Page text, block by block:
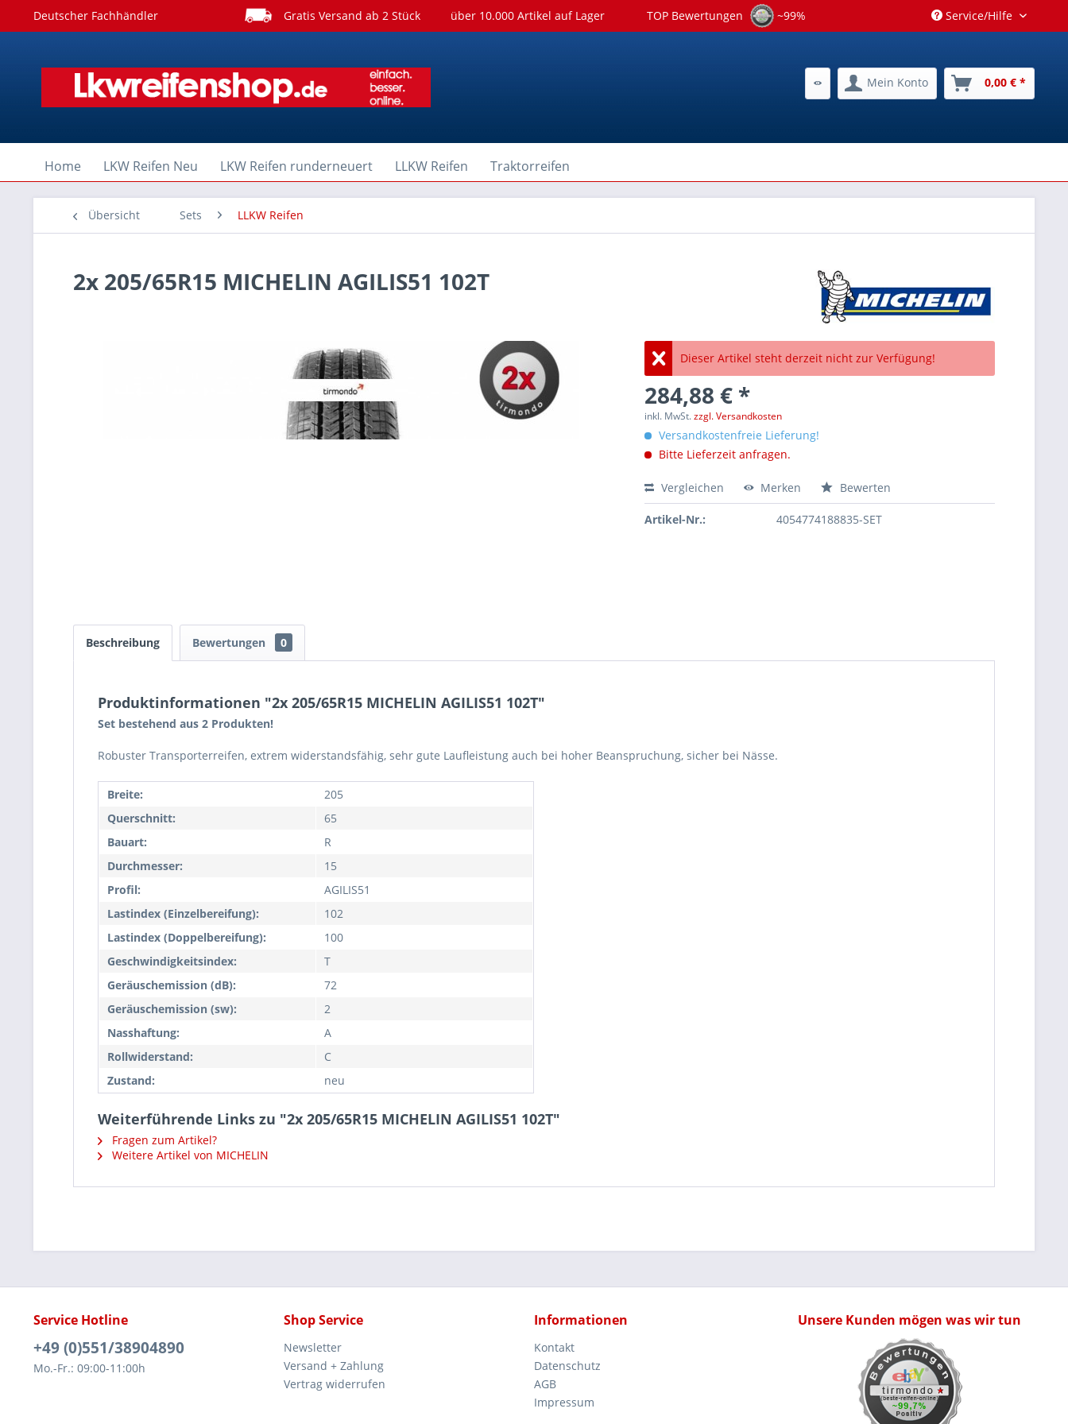
Deutscher Fachhändler Gratis Versand ab 2 Stück über 10.000 Artikel auf Lager TOP Bewertungen ~99% Service/Hilfe
Mein Konto 0,00 € *
Home LKW Reifen Neu LKW Reifen runderneuert LLKW Reifen Traktorreifen
Übersicht Sets LLKW Reifen
2x 205/65R15 MICHELIN AGILIS51 102T
Dieser Artikel steht derzeit nicht zur Verfügung!
284,88 € *
inkl. MwSt.zzgl. Versandkosten
Versandkostenfreie Lieferung!
Bitte Lieferzeit anfragen.
Vergleichen Merken Bewerten
Artikel-Nr.: 4054774188835-SET
Beschreibung Bewertungen 0
Produktinformationen "2x 205/65R15 MICHELIN AGILIS51 102T"
Set bestehend aus 2 Produkten!
Robuster Transporterreifen, extrem widerstandsfähig, sehr gute Laufleistung auch bei hoher Beanspruchung, sicher bei Nässe.
Breite:
205
Querschnitt:
65
Bauart:
R
Durchmesser:
15
Profil:
AGILIS51
Lastindex (Einzelbereifung):
102
Lastindex (Doppelbereifung):
100
Geschwindigkeitsindex:
T
Geräuschemission (dB):
72
Geräuschemission (sw):
2
Nasshaftung:
A
Rollwiderstand:
C
Zustand:
neu
Weiterführende Links zu "2x 205/65R15 MICHELIN AGILIS51 102T"
Fragen zum Artikel?
Weitere Artikel von MICHELIN
Service Hotline
+49 (0)551/38904890
Mo.-Fr.: 09:00-11:00h
Shop Service
Newsletter
Versand + Zahlung
Vertrag widerrufen
Informationen
Kontakt
Datenschutz
AGB
Impressum
Unsere Kunden mögen was wir tun